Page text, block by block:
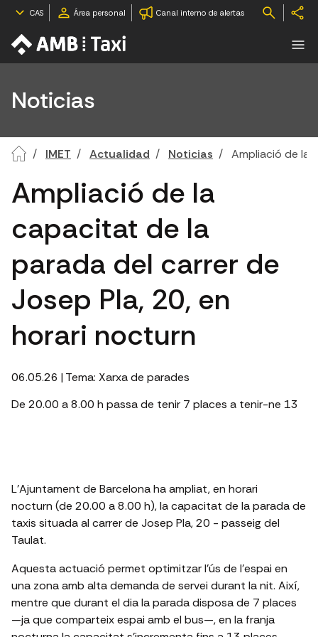
CAS Área personal Canal interno de alertas
Noticias
IMET Actualidad Noticias Ampliació de la
Ampliació de la
capacitat de la
parada del carrer de
Josep Pla, 20, en
horari nocturn
06.05.26 | Tema: Xarxa de parades
De 20.00 a 8.00 h passa de tenir 7 places a tenir-ne 13
L’Ajuntament de Barcelona ha ampliat, en horari
nocturn (de 20.00 a 8.00 h), la capacitat de la parada de
taxis situada al carrer de Josep Pla, 20 - passeig del
Taulat.
Aquesta actuació permet optimitzar l’ús de l’espai en
una zona amb alta demanda de servei durant la nit. Així,
mentre que durant el dia la parada disposa de 7 places
—ja que comparteix espai amb el bus—, en la franja